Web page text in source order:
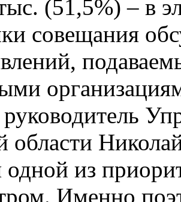
(51,5%) – в
совещания
области
одной из
Именно